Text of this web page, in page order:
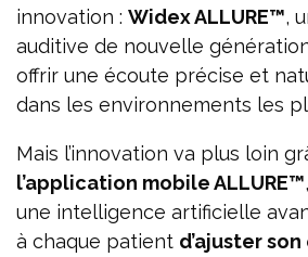
innovation : Widex ALLURE™,
auditive de nouvelle
offrir une écoute précise et
dans les environnements les
Mais l’innovation va plus loin
l’application mobile ALLURE™
une intelligence artificielle
à chaque patient d’ajuster